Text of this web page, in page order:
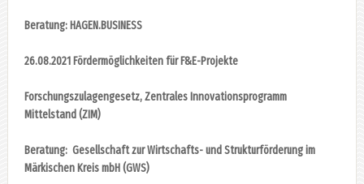
Beratung: HAGEN.BUSINESS
26.08.2021 Fördermöglichkeiten für F&E-Projekte
Forschungszulagengesetz, Zentrales Innovationsprogramm
Mittelstand (ZIM)
Beratung: Gesellschaft zur Wirtschafts- und Strukturförderung im
Märkischen Kreis mbH (GWS)